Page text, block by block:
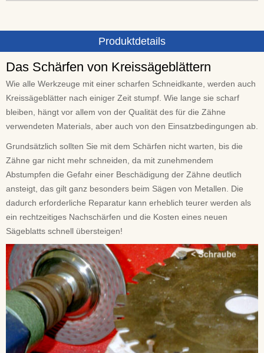
Produktdetails
Das Schärfen von Kreissägeblättern
Wie alle Werkzeuge mit einer scharfen Schneidkante, werden auch
Kreissägeblätter nach einiger Zeit stumpf. Wie lange sie scharf
bleiben, hängt vor allem von der Qualität des für die Zähne
verwendeten Materials, aber auch von den Einsatzbedingungen ab.
Grundsätzlich sollten Sie mit dem Schärfen nicht warten, bis die
Zähne gar nicht mehr schneiden, da mit zunehmendem
Abstumpfen die Gefahr einer Beschädigung der Zähne deutlich
ansteigt, das gilt ganz besonders beim Sägen von Metallen. Die
dadurch erforderliche Reparatur kann erheblich teurer werden als
ein rechtzeitiges Nachschärfen und die Kosten eines neuen
Sägeblatts schnell übersteigen!